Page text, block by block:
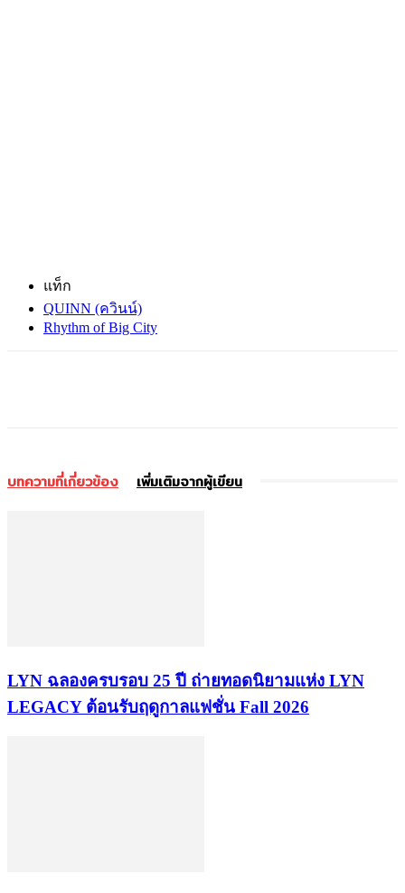
แท็ก
QUINN (ควินน์)
Rhythm of Big City
บทความที่เกี่ยวข้อง เพิ่มเติมจากผู้เขียน
LYN ฉลองครบรอบ 25 ปี ถ่ายทอดนิยามแห่ง LYN
LEGACY ต้อนรับฤดูกาลแฟชั่น Fall 2026